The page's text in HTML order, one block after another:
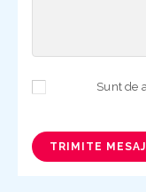
TRIMITE MESAJ